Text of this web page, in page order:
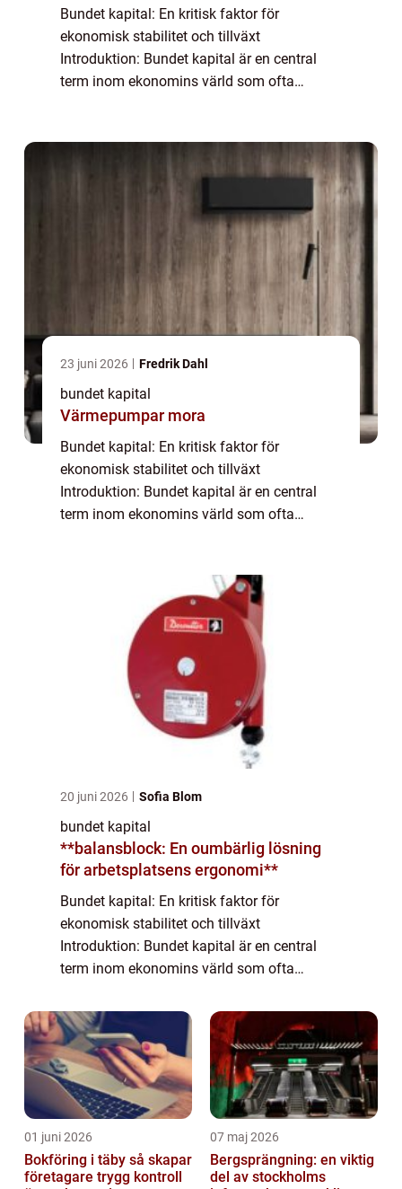
Bundet kapital: En kritisk faktor för
ekonomisk stabilitet och tillväxt
Introduktion: Bundet kapital är en central
term inom ekonomins värld som ofta
23 juni 2026 Fredrik Dahl
bundet kapital
Värmepumpar mora
Bundet kapital: En kritisk faktor för
ekonomisk stabilitet och tillväxt
Introduktion: Bundet kapital är en central
term inom ekonomins värld som ofta
20 juni 2026 Sofia Blom
bundet kapital
**balansblock: En oumbärlig lösning
för arbetsplatsens ergonomi**
Bundet kapital: En kritisk faktor för
ekonomisk stabilitet och tillväxt
Introduktion: Bundet kapital är en central
term inom ekonomins värld som ofta
som inte är lättillgängligt eller disponibelt
för omed...
01 juni 2026
Bokföring i täby så skapar
företagare trygg kontroll
07 maj 2026
Bergsprängning: en viktig
del av stockholms